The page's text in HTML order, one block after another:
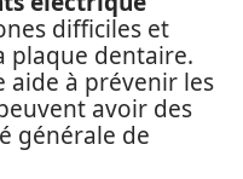
difficiles et
plaque dentaire.
aide à prévenir les
avoir des
générale de